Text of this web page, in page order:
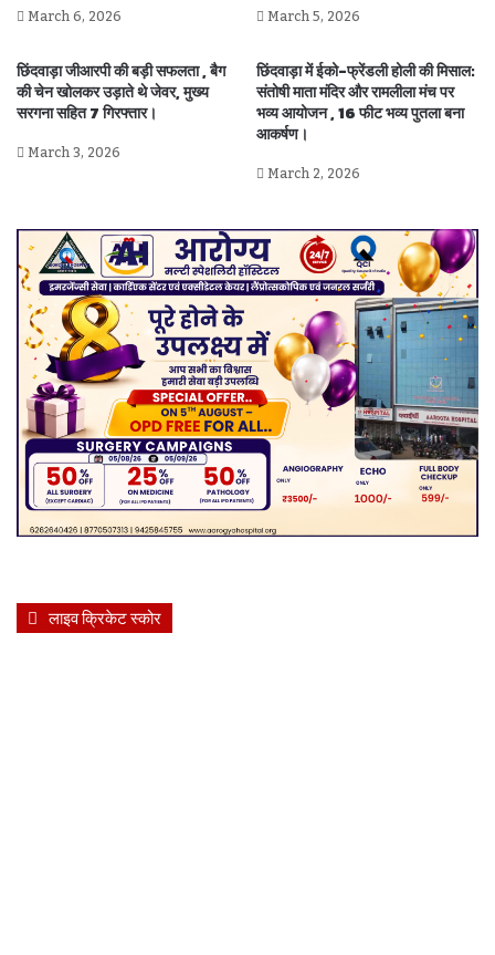
March 6, 2026 March 5, 2026
छिंदवाड़ा जीआरपी की बड़ी सफलता , बैग
की चेन खोलकर उड़ाते थे जेवर, मुख्य
सरगना सहित 7 गिरफ्तार।
March 3, 2026
छिंदवाड़ा में ईको-फ्रेंडली होली की मिसाल:
संतोषी माता मंदिर और रामलीला मंच पर
भव्य आयोजन , 16 फीट भव्य पुतला बना
आकर्षण।
March 2, 2026
लाइव क्रिकेट स्कोर